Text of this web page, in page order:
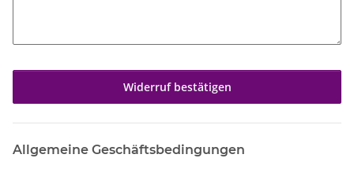
Widerruf bestätigen
Allgemeine Geschäftsbedingungen